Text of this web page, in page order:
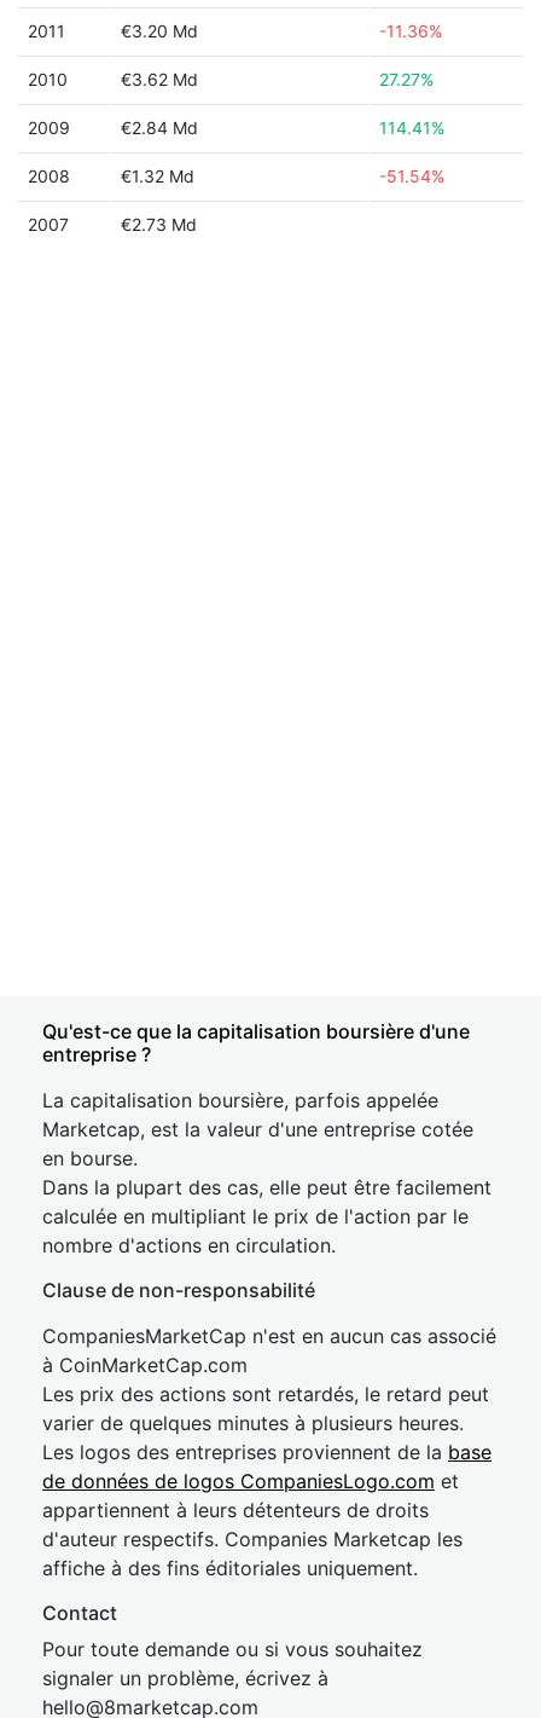
2011 €3.20 Md -11.36%
2010 €3.62 Md 27.27%
2009 €2.84 Md 114.41%
2008 €1.32 Md -51.54%
2007 €2.73 Md
Qu'est-ce que la capitalisation boursière d'une
entreprise ?
La capitalisation boursière, parfois appelée
Marketcap, est la valeur d'une entreprise cotée
en bourse.
Dans la plupart des cas, elle peut être facilement
calculée en multipliant le prix de l'action par le
nombre d'actions en circulation.
Clause de non-responsabilité
CompaniesMarketCap n'est en aucun cas associé
à CoinMarketCap.com
Les prix des actions sont retardés, le retard peut
varier de quelques minutes à plusieurs heures.
Les logos des entreprises proviennent de la base
de données de logos CompaniesLogo.com et
appartiennent à leurs détenteurs de droits
d'auteur respectifs. Companies Marketcap les
affiche à des fins éditoriales uniquement.
Contact
Pour toute demande ou si vous souhaitez
signaler un problème, écrivez à
hello@8marketcap.com